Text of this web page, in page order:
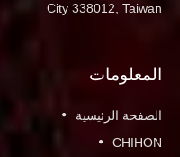
City 338012, Taiwan
المعلومات
الصفحة الرئيسية
CHIHON